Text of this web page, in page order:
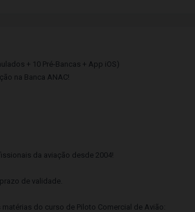
+ 10 Pré-Bancas + App iOS)
na Banca ANAC!
da aviação desde 2004!
de validade.
do curso de Piloto Comercial de Avião: